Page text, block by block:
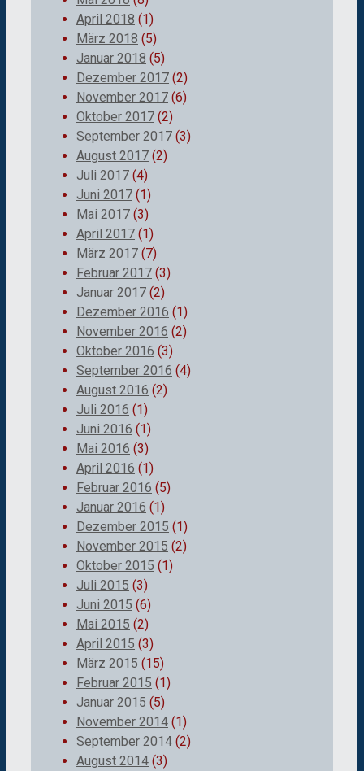
April 2018 (1)
März 2018 (5)
Januar 2018 (5)
Dezember 2017 (2)
November 2017 (6)
Oktober 2017 (2)
September 2017 (3)
August 2017 (2)
Juli 2017 (4)
Juni 2017 (1)
Mai 2017 (3)
April 2017 (1)
März 2017 (7)
Februar 2017 (3)
Januar 2017 (2)
Dezember 2016 (1)
November 2016 (2)
Oktober 2016 (3)
September 2016 (4)
August 2016 (2)
Juli 2016 (1)
Juni 2016 (1)
Mai 2016 (3)
April 2016 (1)
Februar 2016 (5)
Januar 2016 (1)
Dezember 2015 (1)
November 2015 (2)
Oktober 2015 (1)
Juli 2015 (3)
Juni 2015 (6)
Mai 2015 (2)
April 2015 (3)
März 2015 (15)
Februar 2015 (1)
Januar 2015 (5)
November 2014 (1)
September 2014 (2)
August 2014 (3)